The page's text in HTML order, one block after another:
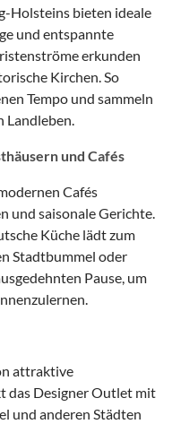
Holsteins bieten ideale
und entspannte
erkunden
Kirchen. So
Tempo und sammeln
Landleben.
und Cafés
Cafés
und saisonale Gerichte.
Küche lädt zum
Stadtbummel oder
Pause, um
attraktive
das Designer Outlet mit
und anderen Städten